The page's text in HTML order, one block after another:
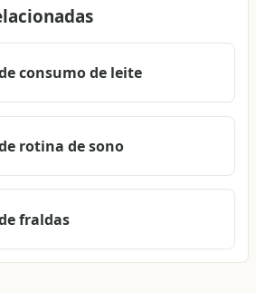
consumo de leite
rotina de sono
fraldas